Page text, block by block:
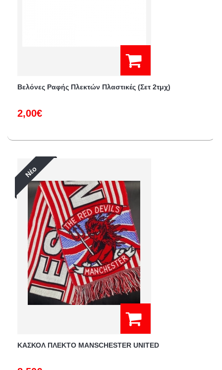
Βελόνες Ραφής Πλεκτών Πλαστικές (Σετ 2τμχ)
2,00€
Νέο
ΚΑΣΚΟΛ ΠΛΕΚΤΟ MANSCHESTER UNITED